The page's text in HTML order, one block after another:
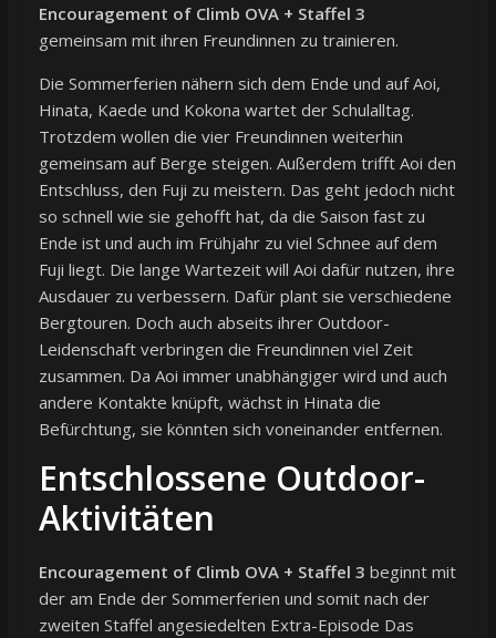
Encouragement of Climb OVA + Staffel 3
gemeinsam mit ihren Freundinnen zu trainieren.
Die Sommerferien nähern sich dem Ende und auf Aoi,
Hinata, Kaede und Kokona wartet der Schulalltag.
Trotzdem wollen die vier Freundinnen weiterhin
gemeinsam auf Berge steigen. Außerdem trifft Aoi den
Entschluss, den Fuji zu meistern. Das geht jedoch nicht
so schnell wie sie gehofft hat, da die Saison fast zu
Ende ist und auch im Frühjahr zu viel Schnee auf dem
Fuji liegt. Die lange Wartezeit will Aoi dafür nutzen, ihre
Ausdauer zu verbessern. Dafür plant sie verschiedene
Bergtouren. Doch auch abseits ihrer Outdoor-
Leidenschaft verbringen die Freundinnen viel Zeit
zusammen. Da Aoi immer unabhängiger wird und auch
andere Kontakte knüpft, wächst in Hinata die
Befürchtung, sie könnten sich voneinander entfernen.
Entschlossene Outdoor-
Aktivitäten
Encouragement of Climb OVA + Staffel 3 beginnt mit
der am Ende der Sommerferien und somit nach der
zweiten Staffel angesiedelten Extra-Episode Das